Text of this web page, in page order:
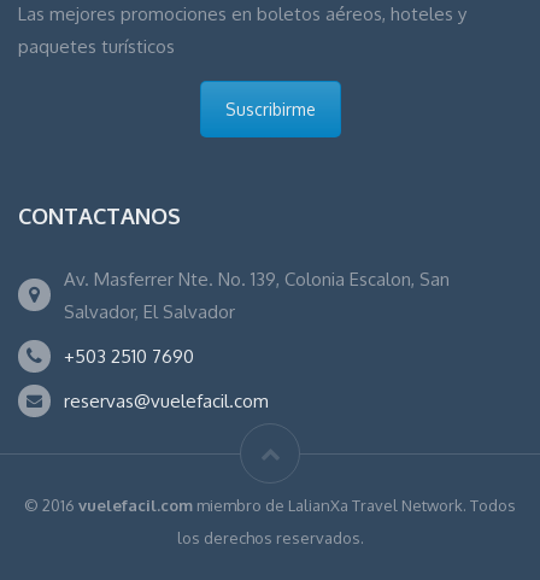
Las mejores promociones en boletos aéreos, hoteles y
paquetes turísticos
Suscribirme
CONTACTANOS
Av. Masferrer Nte. No. 139, Colonia Escalon, San
Salvador, El Salvador
+503 2510 7690
reservas@vuelefacil.com
© 2016 vuelefacil.com miembro de LalianXa Travel Network. Todos
los derechos reservados.